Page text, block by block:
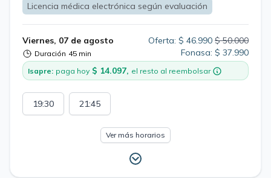
Licencia médica electrónica según evaluación
Viernes, 07 de agosto
Duración 45 min
Oferta: $ 46.990 $ 50.000
Fonasa: $ 37.990
Isapre: paga hoy $ 14.097, el resto al reembolsar
19:30 21:45
Ver más horarios